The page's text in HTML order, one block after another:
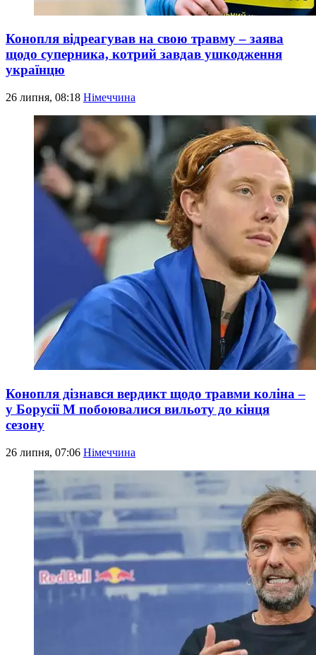
Конопля відреагував на свою травму – заява
щодо суперника, котрий завдав ушкодження
українцю
26 липня, 08:18 Німеччина
Конопля дізнався вердикт щодо травми коліна –
у Борусії М побоювалися вильоту до кінця
сезону
26 липня, 07:06 Німеччина